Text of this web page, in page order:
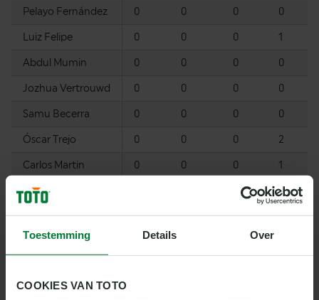
Toestemming Details Over
COOKIES VAN TOTO
Pelayo Fernández 0 0 0 0
Luiz Felipe 0 0 0 1
Abdul Mumin 0 0 0 0
Jozhua Vertrouwd 0 0 0 0
Samu Becerra 0 0 0 0
Óscar Trejo 0 0 0 2
Carlos Martin 0 0 0 1
DE SPELERS VAN VILLARREAL CF SCOREN VEEL
wedstrijden gemiddeld 2,2 goals per wedstrijd. Het
vorige duel verloor Villarreal van Sevilla. Het werd 2-3.